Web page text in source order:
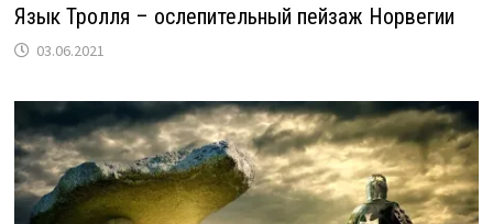
Язык Тролля – ослепительный пейзаж Норвегии
03.06.2021